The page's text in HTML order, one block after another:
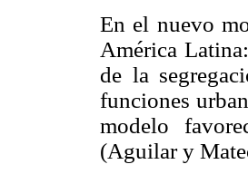
En el nuevo
América
de la
funciones
modelo
(Aguilar y